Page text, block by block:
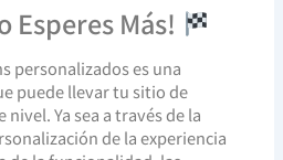
Esperes Más!
personalizados es una
puede llevar tu sitio de
Ya sea a través de la
de la experiencia